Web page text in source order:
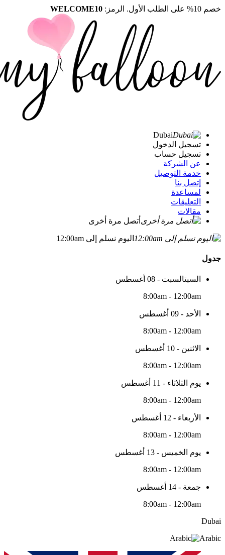
خصم 10% على الطلب الأول. الرمز: WELCOME10
Dubai
تسجيل الدخول
تسجيل حساب
عن الشركة
خدمة التوصيل
إتصل بنا
لمساعدة
التعليقات
مقالات
أتصل مرة أخرى
اليوم نسلم إلى 12:00am
جدول
السبتالسبت - 08 أغسطس
8:00am - 12:00am
الأحد - 09 أغسطس
8:00am - 12:00am
الاثنين - 10 أغسطس
8:00am - 12:00am
يوم الثلاثاء - 11 أغسطس
8:00am - 12:00am
الأربعاء - 12 أغسطس
8:00am - 12:00am
يوم الخميس - 13 أغسطس
8:00am - 12:00am
جمعة - 14 أغسطس
8:00am - 12:00am
Dubai
Arabic